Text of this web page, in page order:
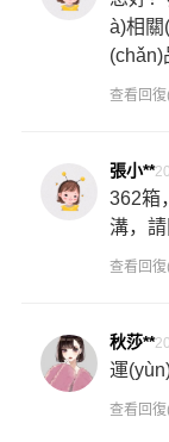
à)相關
(chǎn)
查看回復
張小**
362箱
溝，
查看回復
秋莎**
運
查看回復